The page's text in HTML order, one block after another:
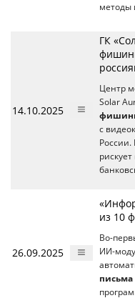
методы
14.10.2025
ГК
Центр
Solar
с
России.
26.09.2025
из 10
Во-
ИИ-
письма